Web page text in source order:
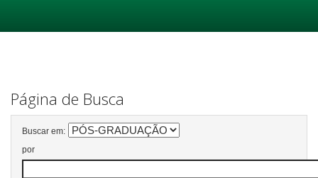
Página de Busca
Buscar em:
por